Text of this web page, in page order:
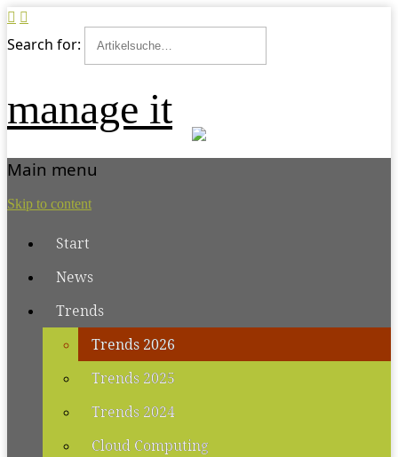
Search for:
manage it
Main menu
Skip to content
Start
News
Trends
Trends 2026
Trends 2025
Trends 2024
Cloud Computing